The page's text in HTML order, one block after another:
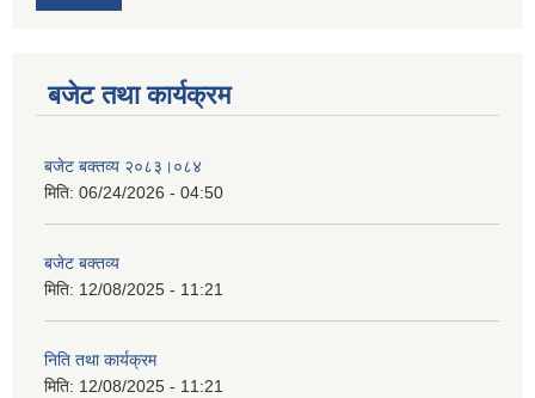
बजेट तथा कार्यक्रम
बजेट बक्तव्य २०८३।०८४
मिति: 06/24/2026 - 04:50
बजेट बक्तव्य
मिति: 12/08/2025 - 11:21
निति तथा कार्यक्रम
मिति: 12/08/2025 - 11:21